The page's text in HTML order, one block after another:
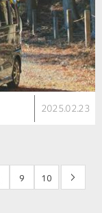
2025.02.23
9 10 >